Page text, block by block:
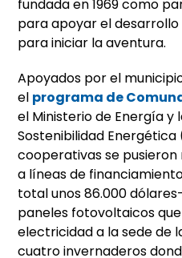
fundada en 1969 como
para apoyar el
para iniciar la aventura.
Apoyados por el
el programa de
el Ministerio de Energía y
Sostenibilidad Energética
cooperativas se
a líneas de
total unos 86.000
paneles fotovoltaicos
electricidad a la sede de
cuatro invernaderos